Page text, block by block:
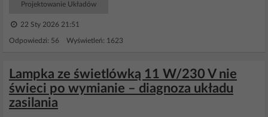
Projektowanie Układów
22 Sty 2026 21:51
Odpowiedzi: 56 Wyświetleń: 1623
Lampka ze świetlówką 11 W/230 V nie
świeci po wymianie – diagnoza układu
zasilania